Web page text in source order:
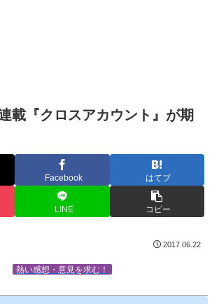
載『クロスアカウント』が期
Facebook はてブ
LINE コピー
2017.06.22
熱い感想・意見を求む！